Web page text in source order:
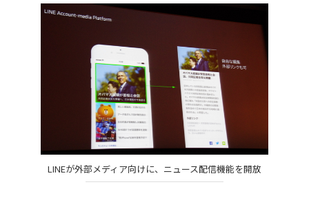
LINEが外部メディア向けに、ニュース配信機能を開放